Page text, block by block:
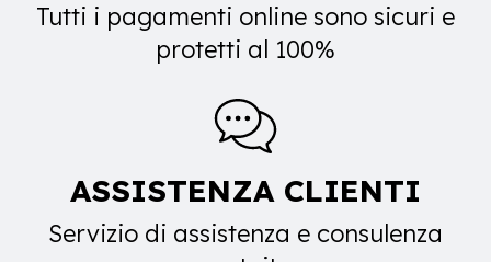
Tutti i pagamenti online sono sicuri e
protetti al 100%
ASSISTENZA CLIENTI
Servizio di assistenza e consulenza